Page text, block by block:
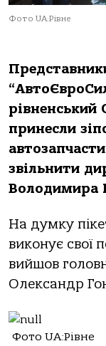
Фото UA:Рівне
принесли
звільнити
Володимира
На думку
виконує свої
вийшов
Олександр
Фото UA:Рівне